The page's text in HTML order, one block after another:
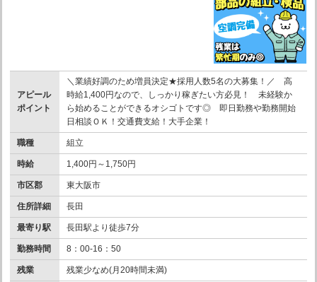
アピール
ポイント
＼業績好調のため増員決定★採用人数5名の大募集！／ 高
時給1,400円なので、しっかり稼ぎたい方必見！ 未経験か
ら始めることができるオシゴトです◎ 即日勤務や勤務開始
日相談ＯＫ！交通費支給！大手企業！
職種 組立
時給 1,400円～1,750円
市区郡 東大阪市
住所詳細 長田
最寄り駅 長田駅より徒歩7分
勤務時間 8：00-16：50
残業 残業少なめ(月20時間未満)